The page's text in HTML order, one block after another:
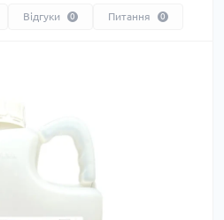
Відгуки 0 Питання 0